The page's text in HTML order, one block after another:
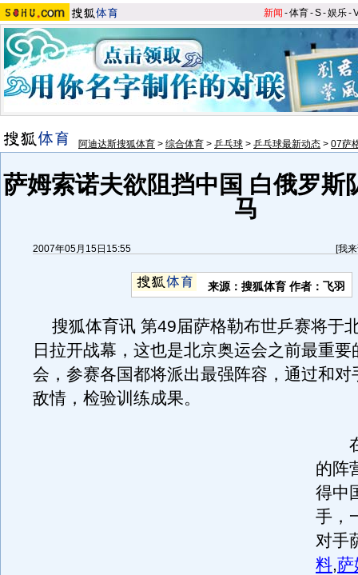
新闻 -体育-S-娱乐-
阿迪达斯搜狐体育 > 综合体育 > 乒乓球 > 乒乓球最新动态 > 07萨
萨姆索诺夫欲阻挡中国 白俄罗斯
马
2007年05月15日15:55 [我
来源：搜狐体育 作者：飞羽
搜狐体育讯 第49届萨格勒布世乒赛将于
日拉开战幕，这也是北京奥运会之前最重要
会，参赛各国都将派出最强阵容，通过和对
敌情，检验训练成果。
在
的阵
得中
手，
对手
料,萨